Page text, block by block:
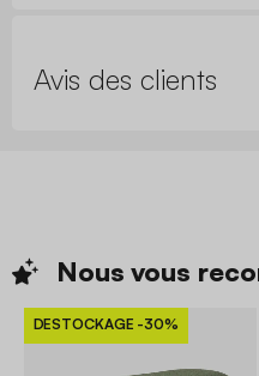
Avis des clients
Nous vous
DESTOCKAGE -30%